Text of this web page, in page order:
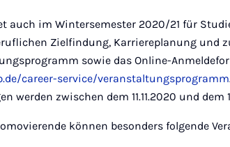
auch im Wintersemester 2020/21 für
Zielfindung, Karriereplanung und
sowie das Online-
career-service/veranstaltungsprogramm
werden zwischen dem 11.11.2020 und dem
können besonders folgende